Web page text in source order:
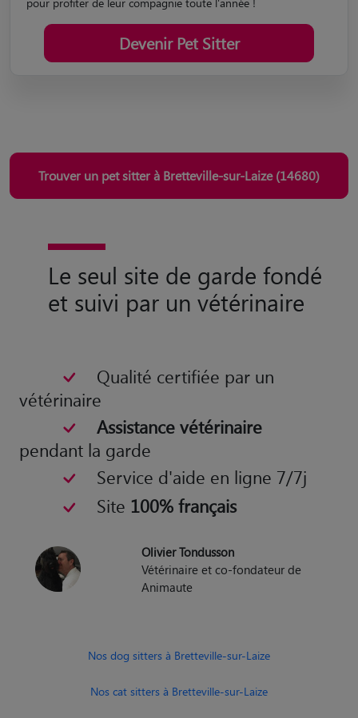
Devenir Pet Sitter
Trouver un pet sitter à Bretteville-sur-Laize (14680)
Le seul site de garde fondé
et suivi par un vétérinaire
Qualité certifiée par un
vétérinaire
Assistance vétérinaire
pendant la garde
Service d'aide en ligne 7/7j
Site 100% français
Olivier Tondusson
Vétérinaire et co-fondateur de
Animaute
Nos dog sitters à Bretteville-sur-Laize
Nos cat sitters à Bretteville-sur-Laize